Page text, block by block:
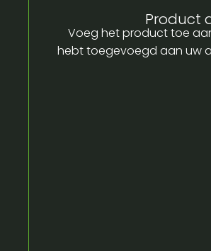
Product
Voeg het product toe
hebt toegevoegd aan uw